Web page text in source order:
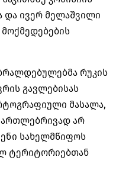
და ივერ მელაშვილი
რუკის
გავლებისას
მასალა,
არ
სახელმწიფოს
ტერიტორიებთან